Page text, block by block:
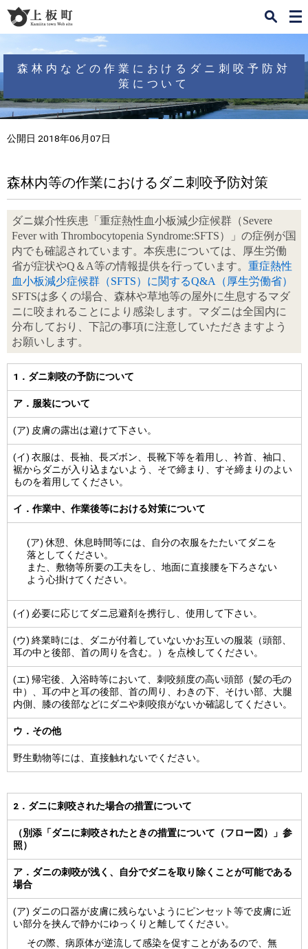
ュ
森林内などの作業におけるダニ刺咬予防対
策について
公開日 2018年06月07日
森林内等の作業におけるダニ刺咬予防対策
ダニ媒介性疾患「重症熱性血小板減少症候群（Severe
Fever with Thrombocytopenia Syndrome:SFTS）」の症例が国
内でも確認されています。本疾患については、厚生労働
省が症状やQ＆A等の情報提供を行っています。 重症熱性
血小板減少症候群（SFTS）に関するQ&A（厚生労働省）
SFTSは多くの場合、森林や草地等の屋外に生息するマダ
ニに咬まれることにより感染します。マダニは全国内に
分布しており、下記の事項に注意していただきますよう
お願いします。
1．ダニ刺咬の予防について
ア．服装について
(ア) 皮膚の露出は避けて下さい。
(イ) 衣服は、長袖、長ズボン、長靴下等を着用し、衿首、袖口、
裾からダニが入り込まないよう、そで締まり、すそ締まりのよい
ものを着用してください。
イ．作業中、作業後等における対策について
(ア) 休憩、休息時間等には、自分の衣服をたたいてダニを
落としてください。
また、敷物等所要の工夫をし、地面に直接腰を下ろさない
よう心掛けてください。
(イ) 必要に応じてダニ忌避剤を携行し、使用して下さい。
(ウ) 終業時には、ダニが付着していないかお互いの服装（頭部、
耳の中と後部、首の周りを含む。）を点検してください。
(エ) 帰宅後、入浴時等において、刺咬頻度の高い頭部（髪の毛の
中）、耳の中と耳の後部、首の周り、わきの下、そけい部、大腿
内側、膝の後部などにダニや刺咬痕がないか確認してください。
ウ．その他
野生動物等には、直接触れないでください。
2．ダニに刺咬された場合の措置について
（別添「ダニに刺咬されたときの措置について（フロー図）」参
照）
ア．ダニの刺咬が浅く、自分でダニを取り除くことが可能である
場合
(ア) ダニの口器が皮膚に残らないようにピンセット等で皮膚に近
い部分を挟んで静かにゆっくりと離してください。
その際、病原体が逆流して感染を促すことがあるので、無